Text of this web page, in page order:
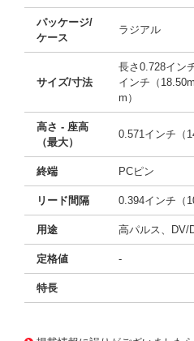
パッケージ/
ケース
ラジアル
サイズ/寸法
長さ0.728イン
インチ（
m）
高さ - 座高
（最大）
0.571インチ（
終端 PCピン
リード間隔 0.394インチ（
用途 高パルス、DV/
定格値 -
特長